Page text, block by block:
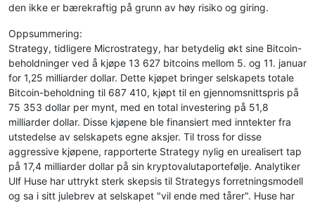
den ikke er bærekraftig på grunn av høy risiko og giring.
Oppsummering:
Strategy, tidligere Microstrategy, har betydelig økt sine Bitcoin-
beholdninger ved å kjøpe 13 627 bitcoins mellom 5. og 11. januar
for 1,25 milliarder dollar. Dette kjøpet bringer selskapets totale
Bitcoin-beholdning til 687 410, kjøpt til en gjennomsnittspris på
75 353 dollar per mynt, med en total investering på 51,8
milliarder dollar. Disse kjøpene ble finansiert med inntekter fra
utstedelse av selskapets egne aksjer. Til tross for disse
aggressive kjøpene, rapporterte Strategy nylig en urealisert tap
på 17,4 milliarder dollar på sin kryptovalutaportefølje. Analytiker
Ulf Huse har uttrykt sterk skepsis til Strategys forretningsmodell
og sa i sitt julebrev at selskapet "vil ende med tårer". Huse har